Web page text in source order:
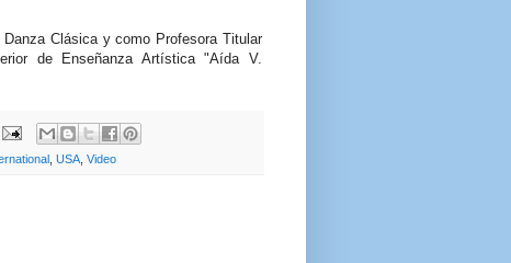
Clásica y como Profesora Titular
de Enseñanza Artística "Aída V.
USA Video